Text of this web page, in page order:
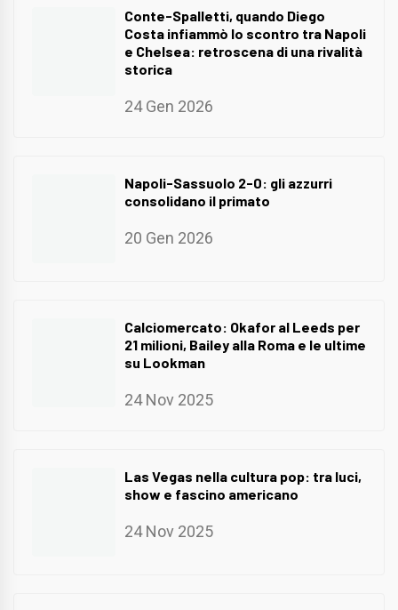
Conte-Spalletti, quando Diego
Costa infiammò lo scontro tra Napoli
e Chelsea: retroscena di una rivalità
storica
24 Gen 2026
Napoli-Sassuolo 2-0: gli azzurri
consolidano il primato
20 Gen 2026
Calciomercato: Okafor al Leeds per
21 milioni, Bailey alla Roma e le ultime
su Lookman
24 Nov 2025
Las Vegas nella cultura pop: tra luci,
show e fascino americano
24 Nov 2025